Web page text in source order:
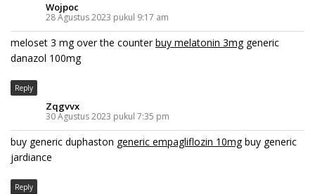
Wojpoc
28 Agustus 2023 pukul 9:17 am
meloset 3 mg over the counterbuy melatonin 3mggeneric
danazol 100mg
Reply
Zqgvvx
30 Agustus 2023 pukul 7:35 pm
buy generic duphaston generic empagliflozin 10mgbuy generic
jardiance
Reply